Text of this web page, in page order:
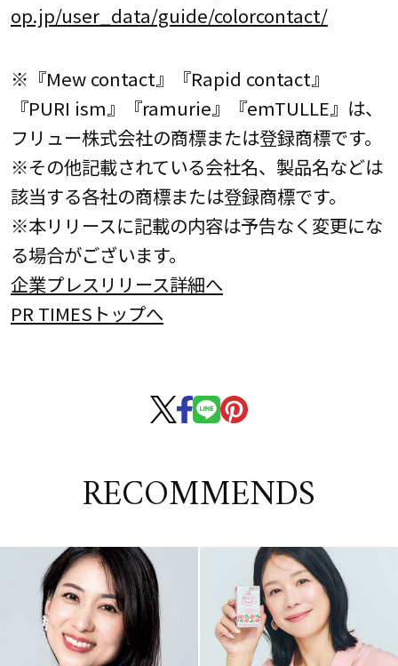
op.jp/user_data/guide/colorcontact/
※『Mew contact』『Rapid contact』
『PURI ism』『ramurie』『emTULLE』は、
フリュー株式会社の商標または登録商標です。
※その他記載されている会社名、製品名などは
該当する各社の商標または登録商標です。
※本リリースに記載の内容は予告なく変更にな
る場合がございます。
企業プレスリリース詳細へ
PR TIMESトップへ
RECOMMENDS